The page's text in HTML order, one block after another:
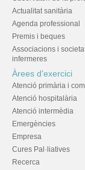
Actualitat sanitària
Agenda professional
Premis i beques
Associacions i
infermeres
Àrees d'exercici
Atenció primària i
Atenció hospitalària
Atenció intermèdia
Emergències
Empresa
Cures Pal·liatives
Recerca